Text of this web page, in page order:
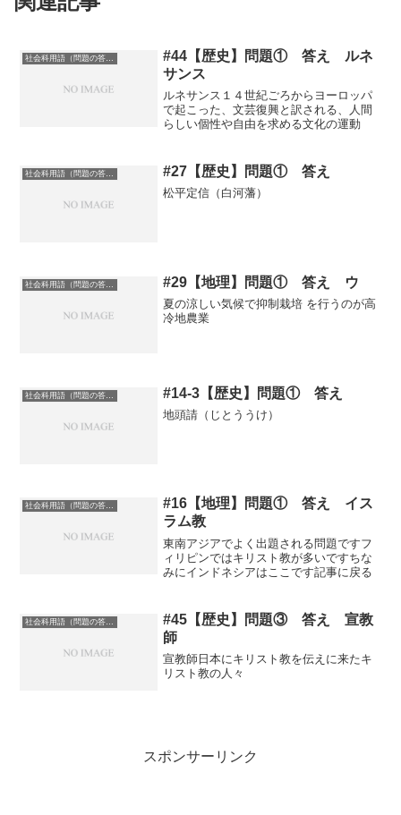
#44【歴史】問題① 答え ルネ
サンス
ルネサンス１４世紀ごろからヨーロッパ
で起こった、文芸復興と訳される、人間
らしい個性や自由を求める文化の運動
社会科用語（問題の答え） #27【歴史】問題① 答え
松平定信（白河藩）
#29【地理】問題① 答え ウ
夏の涼しい気候で抑制栽培 を行うのが高
冷地農業
#14-3【歴史】問題① 答え
地頭請（じとううけ）
社会科用語（問題の答え）
#16【地理】問題① 答え イス
ラム教
東南アジアでよく出題される問題ですフ
ィリピンではキリスト教が多いですちな
みにインドネシアはここです記事に戻る
#45【歴史】問題③ 答え 宣教
師
宣教師日本にキリスト教を伝えに来たキ
リスト教の人々
スポンサーリンク